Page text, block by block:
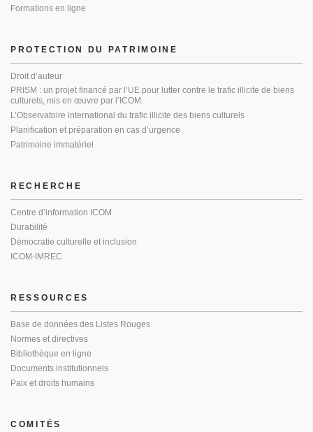
PROTECTION DU PATRIMOINE
Droit d’auteur
PRISM : un projet financé par l’UE pour lutter contre le trafic illicite de biens
culturels, mis en œuvre par l’ICOM
L’Observatoire international du trafic illicite des biens culturels
Planification et préparation en cas d’urgence
Patrimoine immatériel
Formations en ligne
RECHERCHE
Centre d’information ICOM
Durabilité
Démocratie culturelle et inclusion
ICOM-IMREC
RESSOURCES
Base de données des Listes Rouges
Normes et directives
Bibliothèque en ligne
Documents institutionnels
Paix et droits humains
COMITÉS